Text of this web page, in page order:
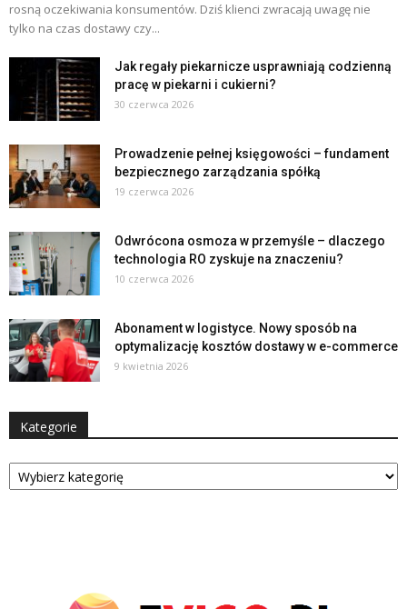
rosną oczekiwania konsumentów. Dziś klienci zwracają uwagę nie
tylko na czas dostawy czy...
Jak regały piekarnicze usprawniają codzienną
pracę w piekarni i cukierni?
30 czerwca 2026
Prowadzenie pełnej księgowości – fundament
bezpiecznego zarządzania spółką
19 czerwca 2026
Odwrócona osmoza w przemyśle – dlaczego
technologia RO zyskuje na znaczeniu?
10 czerwca 2026
Abonament w logistyce. Nowy sposób na
optymalizację kosztów dostawy w e-commerce
9 kwietnia 2026
Kategorie
Kategorie